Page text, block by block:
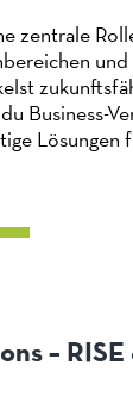
zentrale
Business-
Lösungen
–